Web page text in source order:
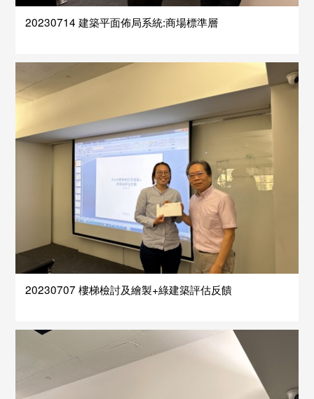
20230714 建築平面佈局系統:商場標準層
20230707 樓梯檢討及繪製+綠建築評估反饋